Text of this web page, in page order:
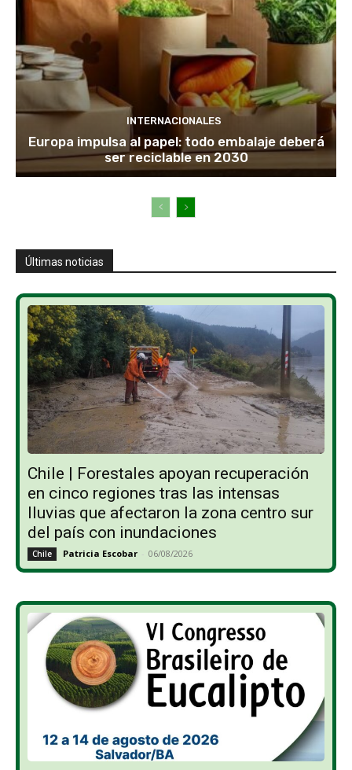
INTERNACIONALES
Europa impulsa al papel: todo embalaje deberá
ser reciclable en 2030
Últimas noticias
Chile | Forestales apoyan recuperación
en cinco regiones tras las intensas
lluvias que afectaron la zona centro sur
del país con inundaciones
Chile Patricia Escobar - 06/08/2026